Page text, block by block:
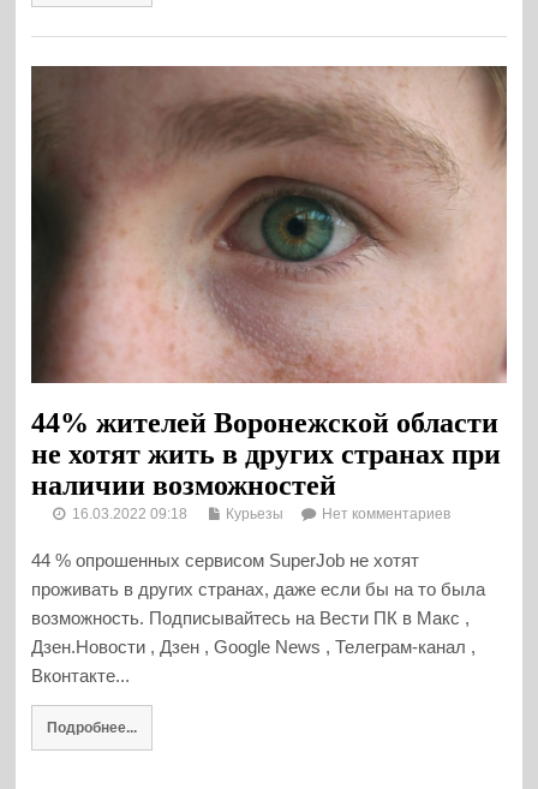
44% жителей Воронежской области
не хотят жить в других странах при
наличии возможностей
16.03.2022 09:18 Курьезы Нет комментариев
44 % опрошенных сервисом SuperJob не хотят
проживать в других странах, даже если бы на то была
возможность. Подписывайтесь на Вести ПК в Макс ,
Дзен.Новости , Дзен , Google News , Телеграм-канал ,
Вконтакте...
Подробнее...